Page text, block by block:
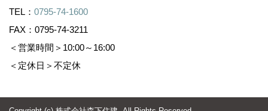
TEL： 0795-74-1600
FAX：0795-74-3211
＜営業時間＞10:00～16:00
＜定休日＞不定休